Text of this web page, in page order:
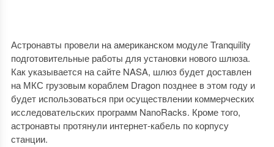
Астронавты провели на американском модуле Tranquility
подготовительные работы для установки нового шлюза.
Как указывается на сайте NASA, шлюз будет доставлен
на МКС грузовым кораблем Dragon позднее в этом году и
будет использоваться при осуществлении коммерческих
исследовательских программ NanoRacks. Кроме того,
астронавты протянули интернет-кабель по корпусу
станции.